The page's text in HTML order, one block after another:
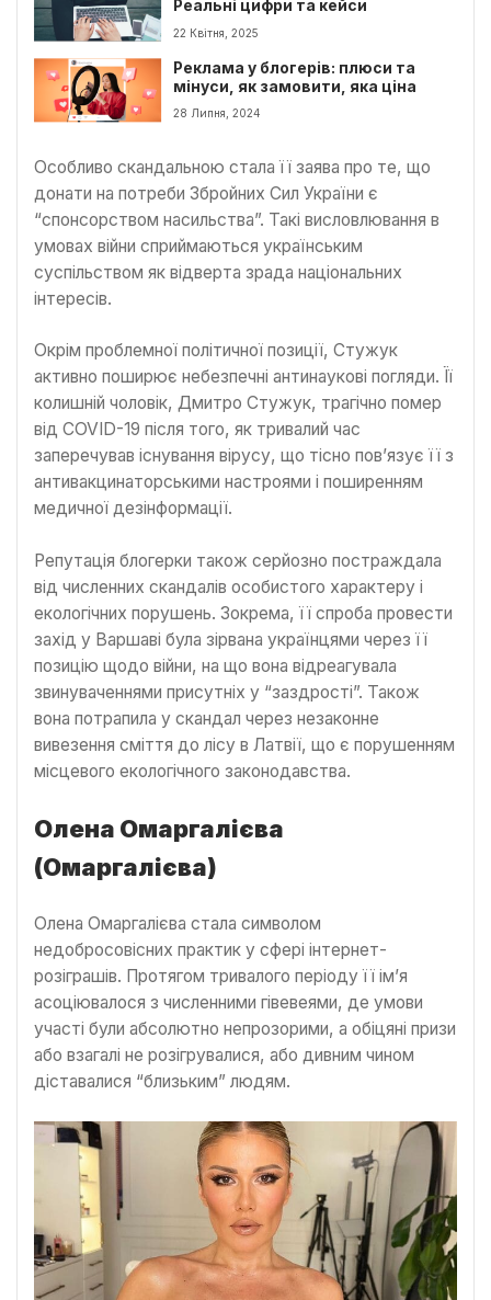
Реальні цифри та кейси
22 Квітня, 2025
Реклама у блогерів: плюси та
мінуси, як замовити, яка ціна
28 Липня, 2024
Особливо скандальною стала її заява про те, що
донати на потреби Збройних Сил України є
“спонсорством насильства”. Такі висловлювання в
умовах війни сприймаються українським
суспільством як відверта зрада національних
інтересів.
Окрім проблемної політичної позиції, Стужук
активно поширює небезпечні антинаукові погляди. Її
колишній чоловік, Дмитро Стужук, трагічно помер
від COVID-19 після того, як тривалий час
заперечував існування вірусу, що тісно пов’язує її з
антивакцинаторськими настроями і поширенням
медичної дезінформації.
Репутація блогерки також серйозно постраждала
від численних скандалів особистого характеру і
екологічних порушень. Зокрема, її спроба провести
захід у Варшаві була зірвана українцями через її
позицію щодо війни, на що вона відреагувала
звинуваченнями присутніх у “заздрості”. Також
вона потрапила у скандал через незаконне
вивезення сміття до лісу в Латвії, що є порушенням
місцевого екологічного законодавства.
Олена Омаргалієва
(Омаргалієва)
Олена Омаргалієва стала символом
недобросовісних практик у сфері інтернет-
розіграшів. Протягом тривалого періоду її ім’я
асоціювалося з численними гівевеями, де умови
участі були абсолютно непрозорими, а обіцяні призи
або взагалі не розігрувалися, або дивним чином
діставалися “близьким” людям.